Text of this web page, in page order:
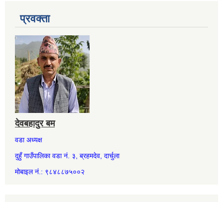
प्रवक्ता
देवबहादुर बम
वडा अध्यक्ष
दुहुँ गाउँपालिका वडा नं. ३, ब्रहमदेव, दार्चुला
मोबाइल नं.: ९८४८८७५००२